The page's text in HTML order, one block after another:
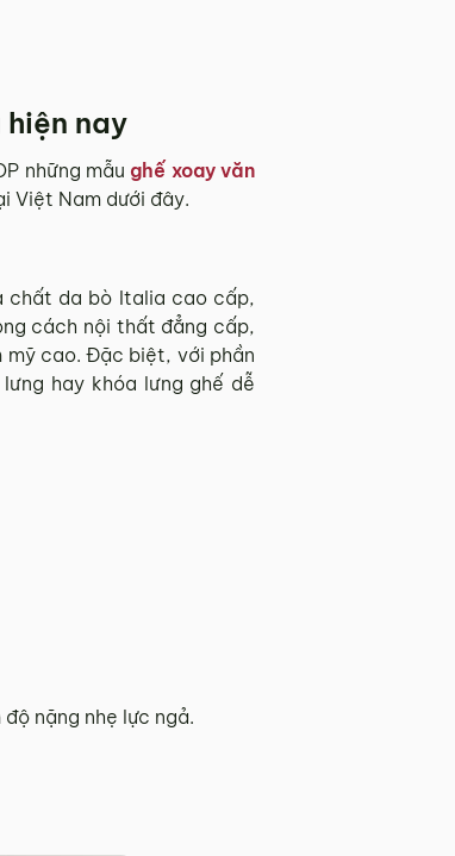
nay
những mẫughế xoay văn
Việt Nam dưới đây.
chất da bò Italia cao cấp,
cách nội thất đẳng cấp,
cao. Đặc biệt, với phần
hay khóa lưng ghế dễ
nặng nhẹ lực ngả.